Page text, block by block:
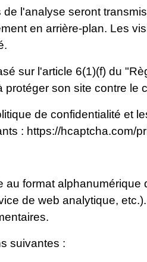
l'analyse seront
en arrière-plan. Les
sur l'article 6(1)(f) du
protéger son site contre le
de confidentialité et
: https://hcaptcha.com/
au format
de web analytique,
suivantes :